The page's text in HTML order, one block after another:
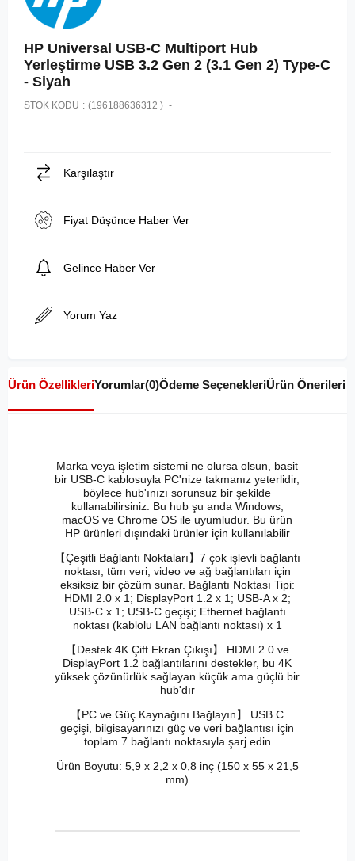
HP Universal USB-C Multiport Hub
Yerleştirme USB 3.2 Gen 2 (3.1 Gen 2) Type-C
- Siyah
STOK KODU (196188636312 )
Karşılaştır
Fiyat Düşünce Haber Ver
Gelince Haber Ver
Yorum Yaz
Ürün ÖzellikleriYorumlar(0)Ödeme SeçenekleriÜrün Önerileri
Marka veya işletim sistemi ne olursa olsun, basit
bir USB-C kablosuyla PC'nize takmanız yeterlidir,
böylece hub'ınızı sorunsuz bir şekilde
kullanabilirsiniz. Bu hub şu anda Windows,
macOS ve Chrome OS ile uyumludur. Bu ürün
HP ürünleri dışındaki ürünler için kullanılabilir
【Çeşitli Bağlantı Noktaları】7 çok işlevli bağlantı
noktası, tüm veri, video ve ağ bağlantıları için
eksiksiz bir çözüm sunar. Bağlantı Noktası Tipi:
HDMI 2.0 x 1; DisplayPort 1.2 x 1; USB-A x 2;
USB-C x 1; USB-C geçişi; Ethernet bağlantı
noktası (kablolu LAN bağlantı noktası) x 1
【Destek 4K Çift Ekran Çıkışı】 HDMI 2.0 ve
DisplayPort 1.2 bağlantılarını destekler, bu 4K
yüksek çözünürlük sağlayan küçük ama güçlü bir
hub'dır
【PC ve Güç Kaynağını Bağlayın】 USB C
geçişi, bilgisayarınızı güç ve veri bağlantısı için
toplam 7 bağlantı noktasıyla şarj edin
Ürün Boyutu: 5,9 x 2,2 x 0,8 inç (150 x 55 x 21,5
mm)